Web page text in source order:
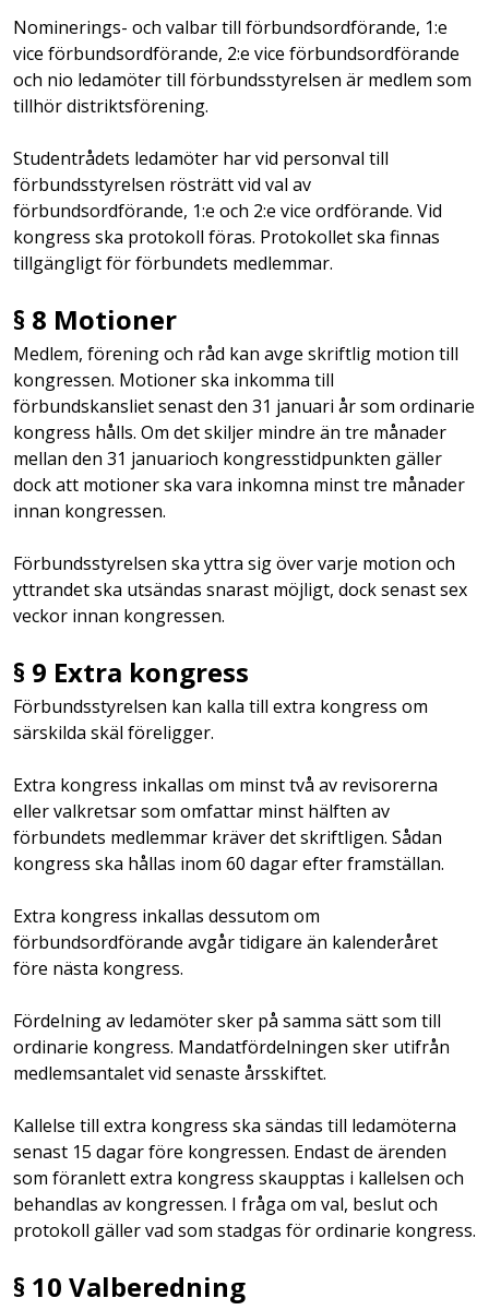
Nominerings- och valbar till förbundsordförande, 1:e
vice förbundsordförande, 2:e vice förbundsordförande
och nio ledamöter till förbundsstyrelsen är medlem som
tillhör distriktsförening.
Studentrådets ledamöter har vid personval till
förbundsstyrelsen rösträtt vid val av
förbundsordförande, 1:e och 2:e vice ordförande. Vid
kongress ska protokoll föras. Protokollet ska finnas
tillgängligt för förbundets medlemmar.
§ 8 Motioner
Medlem, förening och råd kan avge skriftlig motion till
kongressen. Motioner ska inkomma till
förbundskansliet senast den 31 januari år som ordinarie
kongress hålls. Om det skiljer mindre än tre månader
mellan den 31 januarioch kongresstidpunkten gäller
dock att motioner ska vara inkomna minst tre månader
innan kongressen.
Förbundsstyrelsen ska yttra sig över varje motion och
yttrandet ska utsändas snarast möjligt, dock senast sex
veckor innan kongressen.
§ 9 Extra kongress
Förbundsstyrelsen kan kalla till extra kongress om
särskilda skäl föreligger.
Extra kongress inkallas om minst två av revisorerna
eller valkretsar som omfattar minst hälften av
förbundets medlemmar kräver det skriftligen. Sådan
kongress ska hållas inom 60 dagar efter framställan.
Extra kongress inkallas dessutom om
förbundsordförande avgår tidigare än kalenderåret
före nästa kongress.
Fördelning av ledamöter sker på samma sätt som till
ordinarie kongress. Mandatfördelningen sker utifrån
medlemsantalet vid senaste årsskiftet.
Kallelse till extra kongress ska sändas till ledamöterna
senast 15 dagar före kongressen. Endast de ärenden
som föranlett extra kongress skaupptas i kallelsen och
behandlas av kongressen. I fråga om val, beslut och
protokoll gäller vad som stadgas för ordinarie kongress.
§ 10 Valberedning